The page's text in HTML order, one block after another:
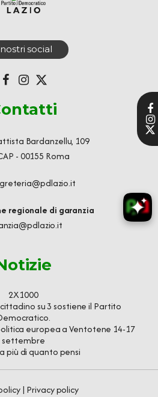
social
Bardanzellu, 109
- 00155 Roma
regionale di garanzia
2X1000
su 3 sostiene il Partito
europea a Ventotene 14-17
settembre
più di quanto pensi
| Privacy policy